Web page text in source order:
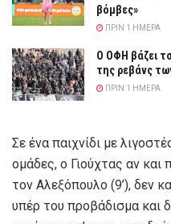
βόμβες»
ΠΡΙΝ 1 ΗΜΈΡΑ
Ο ΟΦΗ βάζει
της ρεβάνς
ΠΡΙΝ 1 ΗΜΈΡΑ
Σε ένα παιχνίδι με
ομάδες, ο Γιούχτας αν
τον Αλεξόπουλο (9’), δεν
υπέρ του προβάδισμα και